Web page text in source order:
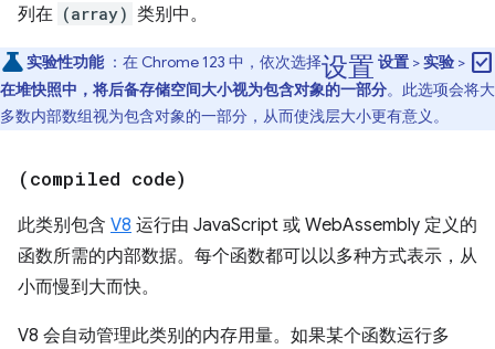
列在 (array) 类别中。
实验性功能：在 Chrome 123 中，依次选择设置 设置 >实验 > check_box
在堆快照中，将后备存储空间大小视为包含对象的一部分。此选项会将大
多数内部数组视为包含对象的一部分，从而使浅层大小更有意义。
(compiled code)
此类别包含 V8 运行由 JavaScript 或 WebAssembly 定义的
函数所需的内部数据。每个函数都可以以多种方式表示，从
小而慢到大而快。
V8 会自动管理此类别的内存用量。如果某个函数运行多